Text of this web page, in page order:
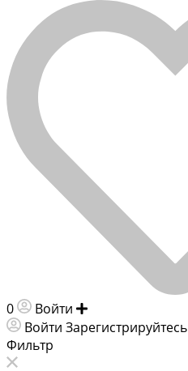
0 Войти
Войти Зарегистрируйтесь
Фильтр